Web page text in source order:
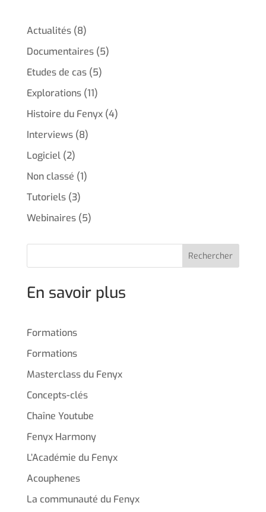
Actualités(8)
Documentaires(5)
Etudes de cas(5)
Explorations(11)
Histoire du Fenyx(4)
Interviews(8)
Logiciel(2)
Non classé (1)
Tutoriels(3)
Webinaires(5)
Rechercher
En savoir plus
Formations
Formations
Masterclass du Fenyx
Concepts-clés
Chaîne Youtube
Fenyx Harmony
L’Académie du Fenyx
Acouphenes
La communauté du Fenyx